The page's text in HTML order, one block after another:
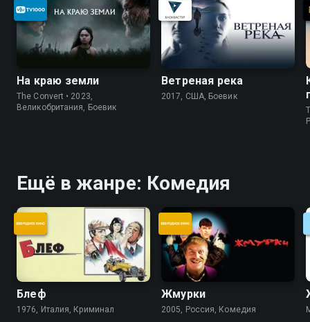
На краю земли
The Convert • 2023,
Великобритания, Боевик
Ветреная река
2017, США, Боевик
Ещё в жанре: Комедия
Блеф
1976, Италия, Криминал
Жмурки
2005, Россия, Комедия